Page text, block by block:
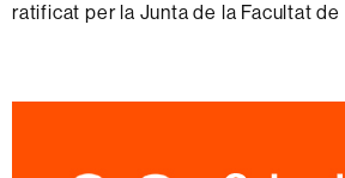
ratificat per la Junta de la Facultat de
Informació